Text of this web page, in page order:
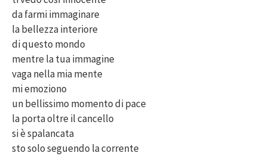
da farmi immaginare
la bellezza interiore
di questo mondo
mentre la tua immagine
vaga nella mia mente
mi emoziono
un bellissimo momento di pace
la porta oltre il cancello
si è spalancata
sto solo seguendo la corrente